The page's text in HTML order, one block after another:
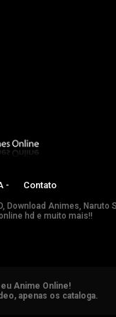
- Contato
Download Animes, Naruto
hd e muito mais!!
Anime Online!
apenas os cataloga.